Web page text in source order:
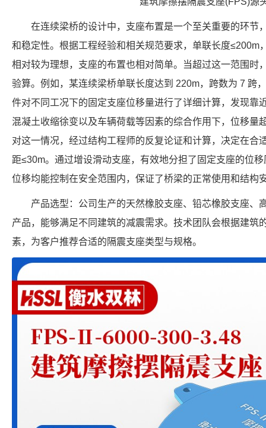
在连续梁桥的设计中，支座布置是一个至关重要的环节
和稳定性。根据工程经验和相关规范要求，单联长度≤200m
相对较为理想，支座的布置也相对简单。当超过这一范围时
验算。例如，某连续梁桥单联长度达到 220m，跨数为 7 跨
件对不同工况下的固定支座位移量进行了详细计算，发现靠
混凝土收缩徐变以及车辆荷载等因素的综合作用下，位移量
对这一情况，经过结构工程师的反复论证和计算，决定在合
距≤30m。通过增设滑动支座，有效地分担了固定支座的位
位移均能控制在安全范围内，保证了桥梁的正常使用和结构
产品选型：公司生产的天然橡胶支座、铅芯橡胶支座、
产品，能够满足不同建筑的减震需求。技术团队会根据建筑
素，为客户推荐合适的隔震支座类型与规格。